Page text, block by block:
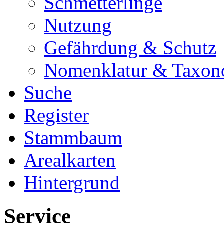
Nutzung
Gefährdung & Schutz
Nomenklatur &
Suche
Register
Stammbaum
Arealkarten
Hintergrund
Service